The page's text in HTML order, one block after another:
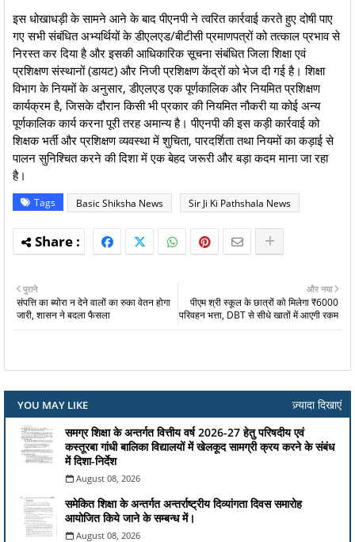
​इस धोखाधड़ी के सामने आने के बाद पीएनपी ने त्वरित कार्रवाई करते हुए दोषी पाए
गए सभी संबंधित अभ्यर्थियों के डीएलएड/बीटीसी प्रमाणपत्रों को तत्काल प्रभाव से
निरस्त कर दिया है और इसकी आधिकारिक सूचना संबंधित जिला शिक्षा एवं
प्रशिक्षण संस्थानों (डायट) और निजी प्रशिक्षण केंद्रों को भेज दी गई है। शिक्षा
विभाग के नियमों के अनुसार, डीएलएड एक पूर्णकालिक और नियमित प्रशिक्षण
कार्यक्रम है, जिसके दौरान किसी भी प्रकार की नियमित नौकरी या कोई अन्य
पूर्णकालिक कार्य करना पूरी तरह अमान्य है। पीएनपी की इस कड़ी कार्रवाई को
शिक्षक भर्ती और प्रशिक्षण व्यवस्था में शुचिता, पारदर्शिता तथा नियमों का कड़ाई से
पालन सुनिश्चित करने की दिशा में एक बेहद जरूरी और बड़ा कदम माना जा रहा
है।
Tags Basic Shiksha News Sir Ji Ki Pathshala News
और नया
पीएम श्री स्कूल के छात्रों को मिलेगा ₹6000
परिवहन भत्ता, DBT से सीधे खातों में आएगी रकम
पुराने
संपत्ति का ब्योरा न देने वालों का रुका वेतन होगा
जारी, शासन ने बदला फैसला
YOU MAY LIKE
ज़्यादा दिखाएं
समग्र शिक्षा के अन्तर्गत वित्तीय वर्ष 2026-27 हेतु परिषदीय एवं
कस्तूरबा गांधी बालिका विद्यालयों में खेलकूद सामग्री क्रय करने के संबंध
में दिशा-निर्देश
August 08, 2026
समेकित शिक्षा के अन्तर्गत अन्तर्राष्ट्रीय दिव्यांगता दिवस समारोह
आयोजित किये जाने के सम्बन्ध में।
August 08, 2026